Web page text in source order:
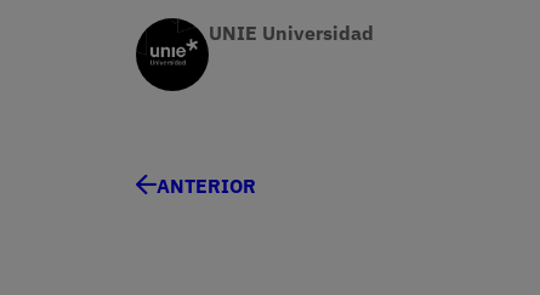
UNIE Universidad
ANTERIOR